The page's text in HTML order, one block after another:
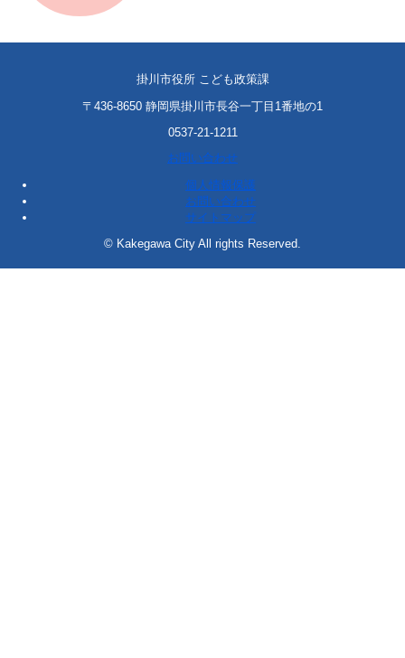
掛川市役所 こども政策課
〒436-8650 静岡県掛川市長谷一丁目1番地の1
0537-21-1211
お問い合わせ
個人情報保護
お問い合わせ
サイトマップ
© Kakegawa City All rights Reserved.